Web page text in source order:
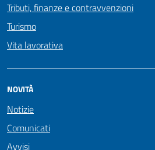
Tributi, finanze e contravvenzioni
Turismo
Vita lavorativa
NOVITÀ
Notizie
Comunicati
Avvisi